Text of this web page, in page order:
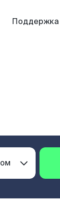
Поддержка